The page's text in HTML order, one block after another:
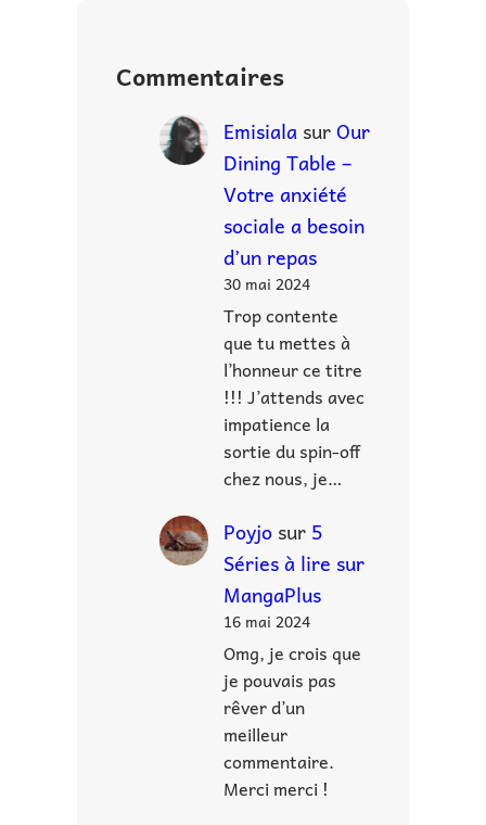
c
Commentaires
EmisialasurOur
Dining Table –
Votre anxiété
sociale a besoin
d’un repas
30 mai 2024
Trop contente
que tu mettes à
l’honneur ce titre
!!! J’attends avec
impatience la
sortie du spin-off
chez nous, je…
Poyjosur 5
Séries à lire sur
MangaPlus
16 mai 2024
Omg, je crois que
je pouvais pas
rêver d’un
meilleur
commentaire.
Merci merci !